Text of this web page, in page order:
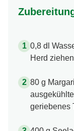
0,8 dl
Herd
80 g
geriebenes